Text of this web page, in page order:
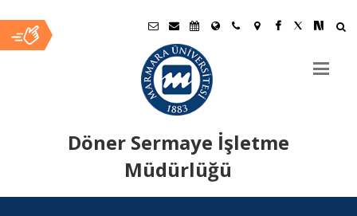
Döner Sermaye İşletme
Müdürlüğü